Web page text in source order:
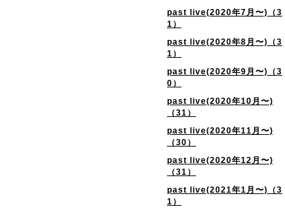
past live(2020年7月〜)（3
1）
past live(2020年8月〜)（3
1）
past live(2020年9月〜)（3
0）
past live(2020年10月〜)
（31）
past live(2020年11月〜)
（30）
past live(2020年12月〜)
（31）
past live(2021年1月〜)（3
1）